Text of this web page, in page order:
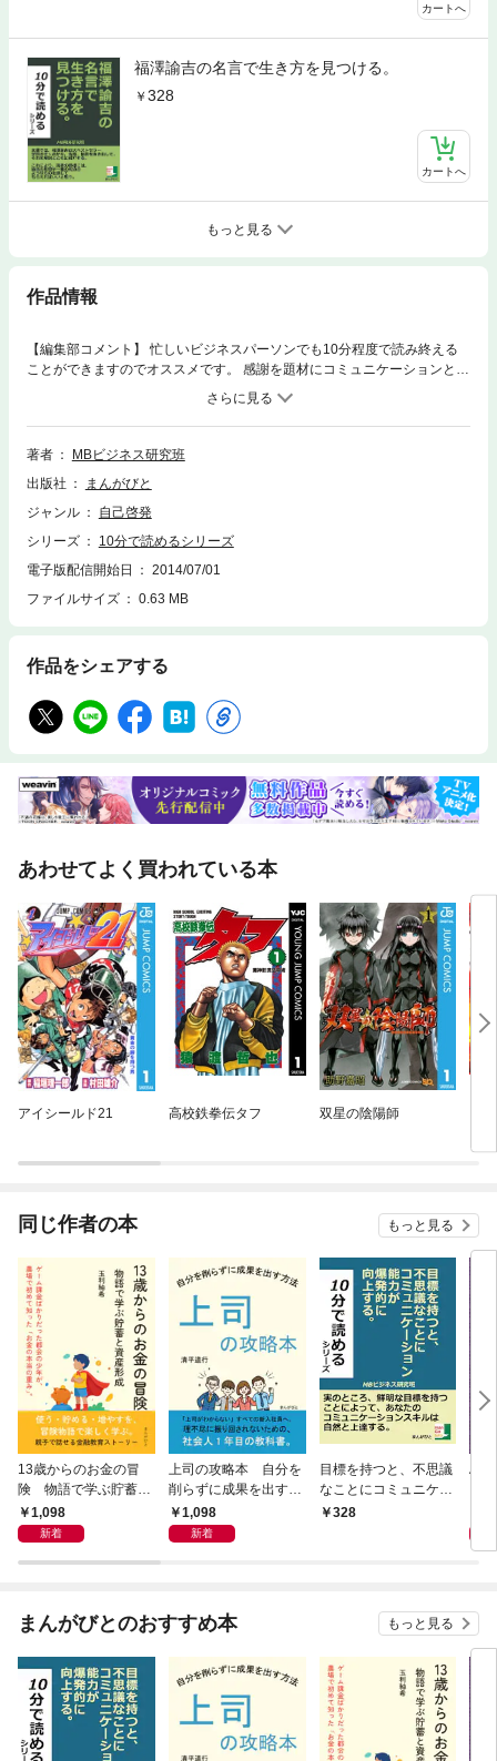
カートへ
福澤諭吉の名言で生き方を見つける。
328
カートへ
もっと見る
作品情報
【編集部コメント】 忙しいビジネスパーソンでも10分程度で読み終える
ことができますのでオススメです。 感謝を題材にコミュニケーションとは
何かを考察していく書籍です。 確かに読むだけで、大切なことをいくつか
思い出し、コミュニケーションには良い影響がありそうです。 従来のコミ
ュニケーションノウハウ本に物足りなさを感じる人にはオススメです。 ま
えがきより 世の中には、コミュニケーションのテクニックを記載した本は
形を取る場合もあるだろう。そういった本を読んで、実際にコミュニケー
ション能力が向上しただろうか？多少の成長はあったかもしれないが、ま
は何度も何度も、コミュニケーションの本を手に取っているのではない
か？ もちろん、コミュニケーションのテクニックは有効だ。しかし、深層
心理にあるコミュニケーションに適していない考え方を変えないと継続的
には、コミュニケーション能力はあがらない。それは、スポーツ選手が小
がないのに、フェイントばかり練習しているようなものだ。 そういった意
は、こうしなさいということは言わない。 本書では、 こう考えなさい。
そのように提案する。 コミュニケーション能力が、もともと高い人という
著者
MBビジネス研究班
出版社
まんがびと
ジャンル
自己啓発
シリーズ
10分で読めるシリーズ
電子版配信開始日
2014/07/01
ファイルサイズ
0.63 MB
作品をシェアする
あわせてよく買われている本
アイシールド21 高校鉄拳伝タフ 双星の陰陽師
同じ作者の本 もっと見る
13歳からのお金の冒
険 物語で学ぶ貯蓄と
資産形成
1,098
新着
上司の攻略本 自分を
削らずに成果を出す方
法1,098
新着
目標を持つと、不思議
なことにコミュニケー
ション能力が爆発的に
328
Al
まんがびとのおすすめ本 もっと見る